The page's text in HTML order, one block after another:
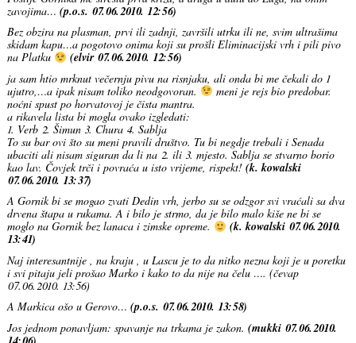
zavojima… (p.o.s. 07.06.2010. 12:56)
Bez obzira na plasman, prvi ili zadnji, završili utrku ili ne, svim ultrašima
skidam kapu…a pogotovo onima koji su prošli Eliminacijski vrh i pili pivo
na Platku
(elvir 07.06.2010. 12:56)
ja sam htio mrknut večernju pivu na risnjaku, ali onda bi me čekali do 1
ujutro,…a ipak nisam toliko neodgovoran.
meni je rejs bio predobar.
noćni spust po horvatovoj je čista mantra.
a rikavela lista bi mogla ovako izgledati:
1. Verb 2. Šimun 3. Chura 4. Sablja
To su bar ovi što su meni pravili društvo. Tu bi negdje trebali i Senada
ubaciti ali nisam siguran da li na 2. ili 3. mjesto. Sablja se stvarno borio
kao lav. Čovjek trči i povraća u isto vrijeme, rispekt! (k. kowalski
07.06.2010. 13:37)
A Gornik bi se mogao zvati Dedin vrh, jerbo su se odzgor svi vraćali sa dva
drvena štapa u rukama. A i bilo je strmo, da je bilo malo kiše ne bi se
moglo na Gornik bez lanaca i zimske opreme.
(k. kowalski 07.06.2010.
13:41)
Naj interesantnije , na kraju , u Lascu je to da nitko nezna koji je u poretku
i svi pitaju jeli prošao Marko i kako to da nije na čelu …. (čevap
07.06.2010. 13:56)
A Markica ošo u Gerovo… (p.o.s. 07.06.2010. 13:58)
Jos jednom ponavljam: spavanje na trkama je zakon. (mukki 07.06.2010.